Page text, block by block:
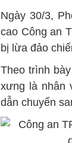
Ngày 30/3,
cao Công an
bị lừa đảo
Theo trình
xưng là nhân
dẫn chuyển